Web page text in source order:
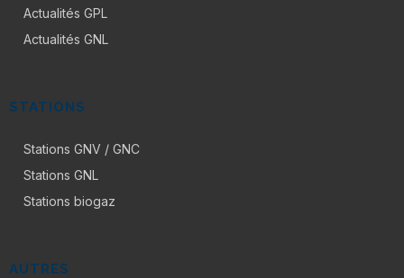
Actualités GPL
Actualités GNL
STATIONS
Stations GNV / GNC
Stations GNL
Stations biogaz
AUTRES